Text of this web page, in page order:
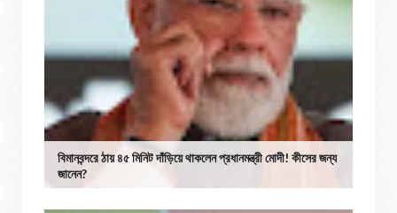
বিমানবন্দরে ঠায় ৪৫ মিনিট দাঁড়িয়ে থাকলেন প্রধানমন্ত্রী মোদী! কীসের জন্য
জানেন?